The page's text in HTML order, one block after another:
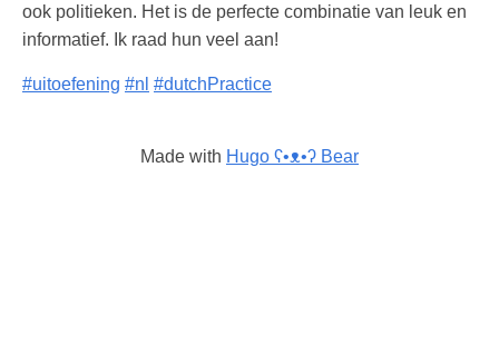
ook politieken. Het is de perfecte combinatie van leuk en
informatief. Ik raad hun veel aan!
#uitoefening #nl #dutchPractice
Made with Hugo ʕ•ᴥ•ʔ Bear